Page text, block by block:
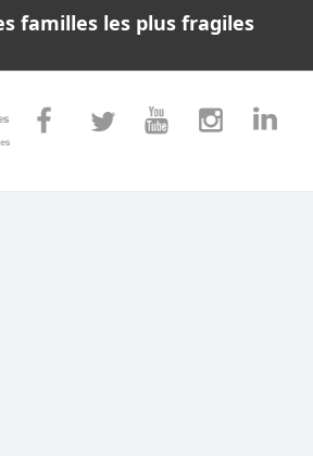
familles les plus fragiles